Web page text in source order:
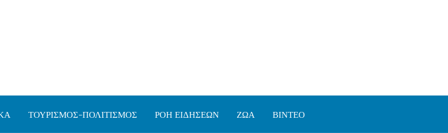
ΤΟΥΡΙΣΜΟΣ-ΠΟΛΙΤΙΣΜΟΣ ΡΟΗ ΕΙΔΗΣΕΩΝ ΖΩΑ ΒΙΝΤΕΟ